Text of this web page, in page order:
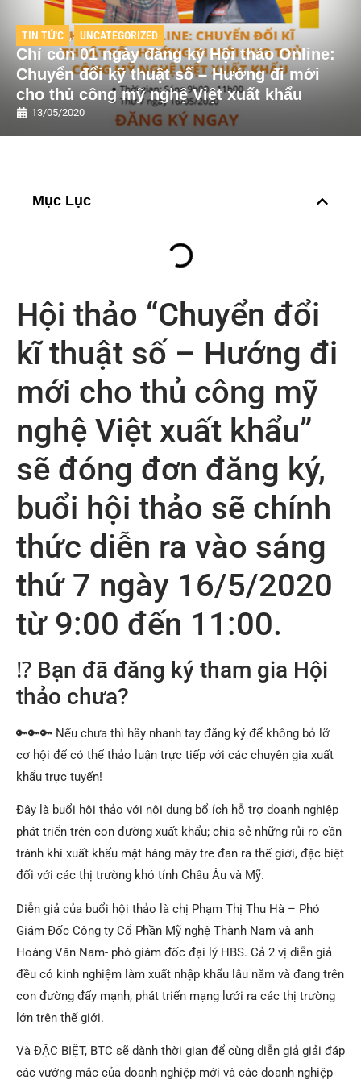
TIN TỨC , UNCATEGORIZED
Chỉ còn 01 ngày đăng ký Hội thảo Online:
Chuyển đổi kỹ thuật số – Hướng đi mới
cho thủ công mỹ nghệ Việt xuất khẩu
13/05/2020
Mục Lục
Hội thảo “Chuyển đổi
kĩ thuật số – Hướng đi
mới cho thủ công mỹ
nghệ Việt xuất khẩu”
sẽ đóng đơn đăng ký,
buổi hội thảo sẽ chính
thức diễn ra vào sáng
thứ 7 ngày 16/5/2020
từ 9:00 đến 11:00.
⁉️ Bạn đã đăng ký tham gia Hội
thảo chưa?
🔑🔑🔑 Nếu chưa thì hãy nhanh tay đăng ký để không bỏ lỡ
cơ hội để có thể thảo luận trực tiếp với các chuyên gia xuất
khẩu trực tuyến!
Đây là buổi hội thảo với nội dung bổ ích hỗ trợ doanh nghiệp
phát triển trên con đường xuất khẩu; chia sẻ những rủi ro cần
tránh khi xuất khẩu mặt hàng mây tre đan ra thế giới, đặc biệt
đối với các thị trường khó tính Châu Âu và Mỹ.
Diễn giả của buổi hội thảo là chị Phạm Thị Thu Hà – Phó
Giám Đốc Công ty Cổ Phần Mỹ nghệ Thành Nam và anh
Hoàng Văn Nam- phó giám đốc đại lý HBS. Cả 2 vị diễn giả
đều có kinh nghiệm làm xuất nhập khẩu lâu năm và đang trên
con đường đẩy mạnh, phát triển mạng lưới ra các thị trường
lớn trên thế giới.
Và ĐẶC BIỆT, BTC sẽ dành thời gian để cùng diễn giả giải đáp
các vướng mắc của doanh nghiệp mới và các doanh nghiệp